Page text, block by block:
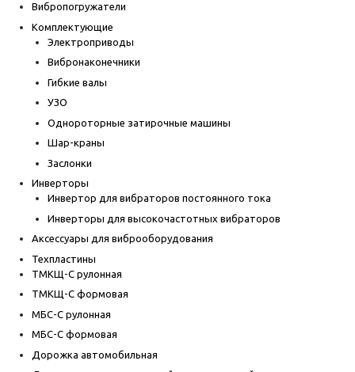
Вибропогружатели
Комплектующие
Электроприводы
Вибронаконечники
Гибкие валы
УЗО
Однороторные затирочные машины
Шар-краны
Заслонки
Инверторы
Инвертор для вибраторов постоянного тока
Инверторы для высокочастотных вибраторов
Аксессуары для виброоборудования
Техпластины
ТМКЩ-С рулонная
ТМКЩ-С формовая
МБС-С рулонная
МБС-С формовая
Дорожка автомобильная